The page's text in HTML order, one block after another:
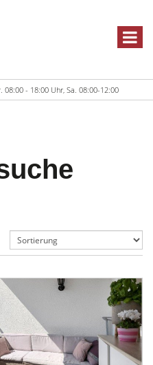
08:00 - 18:00 Uhr, Sa. 08:00-12:00